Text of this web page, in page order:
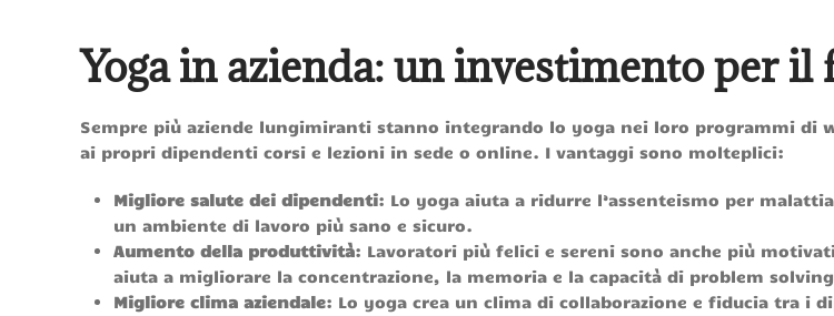
Yoga in azienda: un investimento per il
Sempre più aziende lungimiranti stanno integrando lo yoga nei loro programmi di
ai propri dipendenti corsi e lezioni in sede o online. I vantaggi sono molteplici:
Migliore salute dei dipendenti: Lo yoga aiuta a ridurre l’assenteismo per
un ambiente di lavoro più sano e sicuro.
Aumento della produttività: Lavoratori più felici e sereni sono anche più
aiuta a migliorare la concentrazione, la memoria e la capacità di problem
Migliore clima aziendale: Lo yoga crea un clima di collaborazione e fiducia tra i